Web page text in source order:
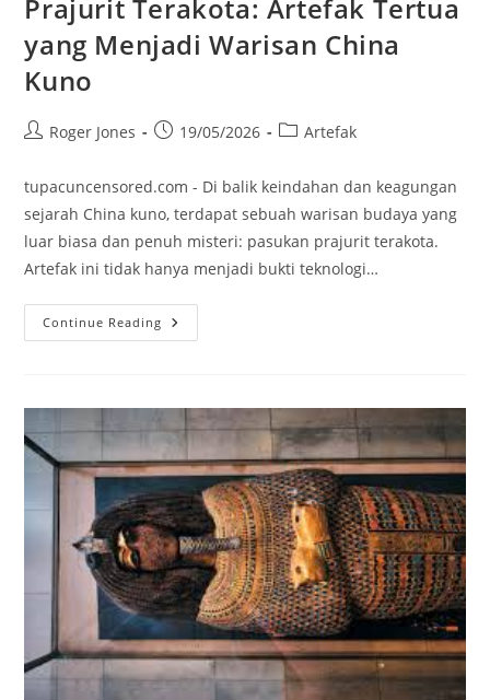
Prajurit Terakota: Artefak Tertua
yang Menjadi Warisan China
Kuno
PostRoger Jones
Post19/05/2026
PostArtefak
tupacuncensored.com - Di balik keindahan dan keagungan
sejarah China kuno, terdapat sebuah warisan budaya yang
luar biasa dan penuh misteri: pasukan prajurit terakota.
Artefak ini tidak hanya menjadi bukti teknologi…
Continue Reading Prajurit
Terakota:
Warisan
China
Kuno